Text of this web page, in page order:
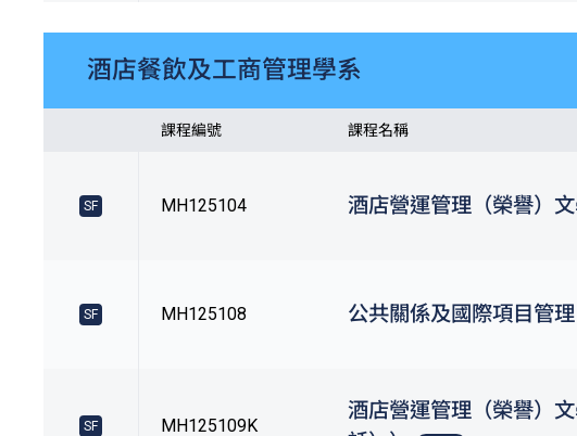
酒店餐飲及工商管理學系
課程編號 課程名稱
SF MH125104 酒店營運管理（榮譽）
SF MH125108 公共關係及國際項目管
SF MH125109K
酒店營運管理（榮譽）